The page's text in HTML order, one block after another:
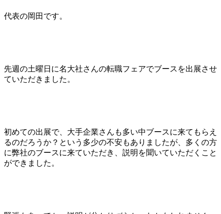
代表の岡田です。
先週の土曜日に名大社さんの転職フェアでブースを出展させ
ていただきました。
初めての出展で、大手企業さんも多い中ブースに来てもらえ
るのだろうか？という多少の不安もありましたが、多くの方
に弊社のブースに来ていただき、説明を聞いていただくこと
ができました。